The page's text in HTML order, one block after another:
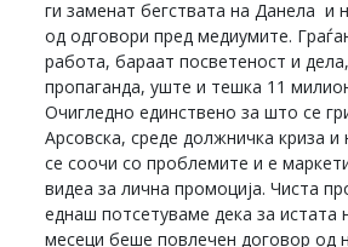
ги заменат бегствата на Данела и
од одговори пред медиумите.
работа, бараат посветеност и
пропаганда, уште и тешка 11
Очигледно единствено за што се
Арсовска, среде должничка криза и
се соочи со проблемите и е
видеа за лична промоција. Чиста
еднаш потсетуваме дека за истата
месеци беше повлечен договор од